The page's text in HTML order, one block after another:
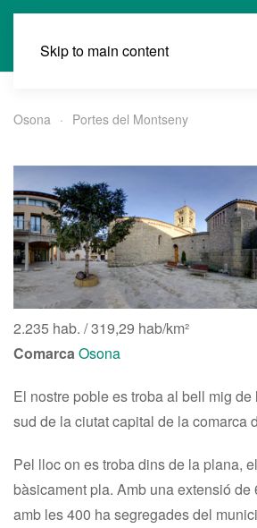
Skip to main content
Osona Portes del Montseny
2.235 hab. / 319,29 hab/km²
ComarcaOsona
El nostre poble es troba al bell mig
sud de la ciutat capital de la comarca
Pel lloc on es troba dins de la plana,
bàsicament pla. Amb una extensió de
amb les 400 ha segregades del